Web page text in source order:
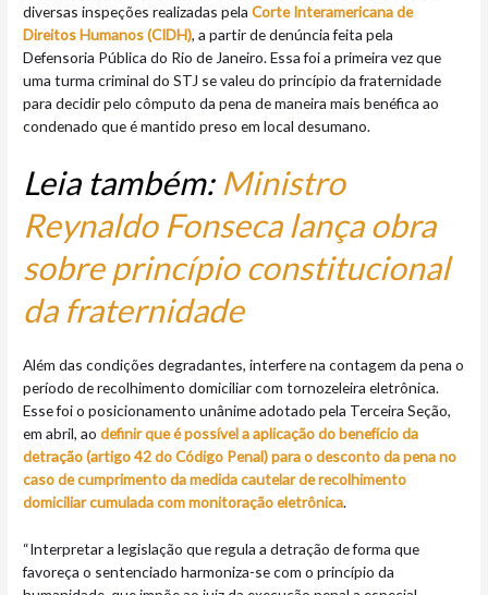
diversas inspeções realizadas pelaCorte Interamericana de
Direitos Humanos (CIDH), a partir de denúncia feita pela
Defensoria Pública do Rio de Janeiro. Essa foi a primeira vez que
uma turma criminal do STJ se valeu do princípio da fraternidade
para decidir pelo cômputo da pena de maneira mais benéfica ao
condenado que é mantido preso em local desumano.
Leia também: Ministro
Reynaldo Fonseca lança obra
sobre princípio constitucional
da fraternidade
Além das condições degradantes, interfere na contagem da pena o
período de recolhimento domiciliar com tornozeleira eletrônica.
Esse foi o posicionamento unânime adotado pela Terceira Seção,
em abril, aodefinir que é possível a aplicação do benefício da
detração (artigo 42 do Código Penal) para o desconto da pena no
caso de cumprimento da medida cautelar de recolhimento
domiciliar cumulada com monitoração eletrônica.
“Interpretar a legislação que regula a detração de forma que
favoreça o sentenciado harmoniza-se com o princípio da